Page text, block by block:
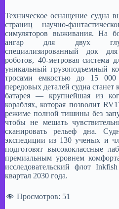
Техническое оснащение судна
страниц научно-
симуляторов выживания. На
ангар для двух
специализированный док
роботов, 40-метровая система
уникальный грузоподъемный
тросами емкостью до 15
передовых деталей судна станет
батарея — крупнейшая из
кораблях, которая позволит
режиме полной тишины без
чтобы не мешать
сканировать рельеф дна.
экспедиции из 130 ученых и
подготовят высококлассные
премиальным уровнем
исследовательский флот
квартал 2030 года.
Просмотров: 51